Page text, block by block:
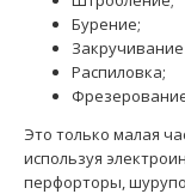
Бурение;
Распиловка;
Это только малая
используя
перфорторы,